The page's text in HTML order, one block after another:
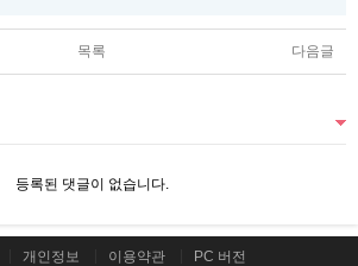
다음글
목록
등록된 댓글이 없습니다.
개인정보 이용약관 PC 버전